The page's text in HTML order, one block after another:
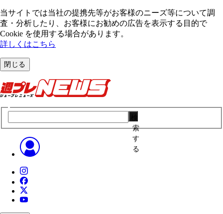
当サイトでは当社の提携先等がお客様のニーズ等について調
査・分析したり、お客様にお勧めの広告を表⽰する⽬的で
Cookie を使⽤する場合があります。
詳しくはこちら
閉じる
索
す
る